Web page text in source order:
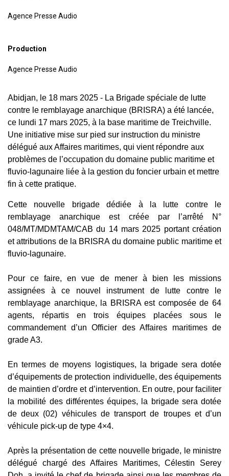
Agence Presse Audio
Production
Agence Presse Audio
Abidjan, le 18 mars 2025 - La Brigade spéciale de lutte
contre le remblayage anarchique (BRISRA) a été lancée,
ce lundi 17 mars 2025, à la base maritime de Treichville.
Une initiative mise sur pied sur instruction du ministre
délégué aux Affaires maritimes, qui vient répondre aux
problèmes de l’occupation du domaine public maritime et
fluvio-lagunaire liée à la gestion du foncier urbain et mettre
fin à cette pratique.
Cette nouvelle brigade dédiée à la lutte contre le
remblayage anarchique est créée par l’arrêté N°
048/MT/MDMTAM/CAB du 14 mars 2025 portant création
et attributions de la BRISRA du domaine public maritime et
fluvio-lagunaire.
Pour ce faire, en vue de mener à bien les missions
assignées à ce nouvel instrument de lutte contre le
remblayage anarchique, la BRISRA est composée de 64
agents, répartis en trois équipes placées sous le
commandement d’un Officier des Affaires maritimes de
grade A3.
En termes de moyens logistiques, la brigade sera dotée
d’équipements de protection individuelle, des équipements
de maintien d’ordre et d’intervention. En outre, pour faciliter
la mobilité des différentes équipes, la brigade sera dotée
de deux (02) véhicules de transport de troupes et d’un
véhicule pick-up de type 4×4.
Après la présentation de cette nouvelle brigade, le ministre
délégué chargé des Affaires Maritimes, Célestin Serey